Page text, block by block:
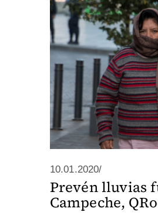
10.01.2020/
Prevén lluvias
Campeche,